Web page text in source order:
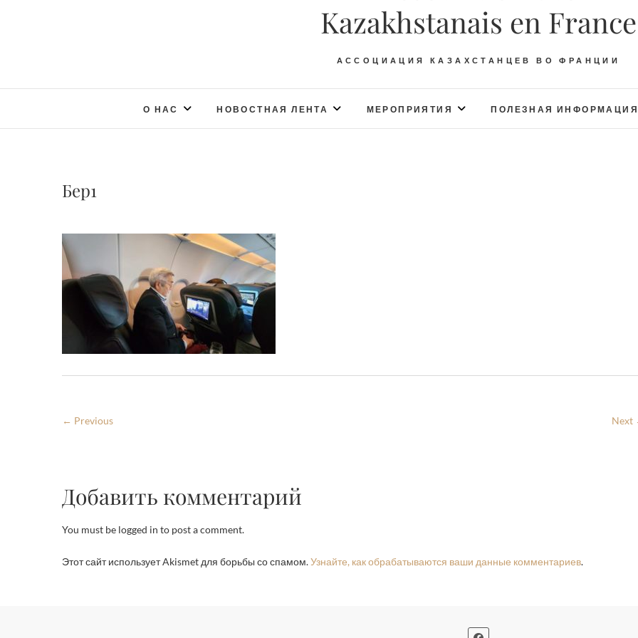
Kazakhstanais en France
АССОЦИАЦИЯ КАЗАХСТАНЦЕВ ВО ФРАНЦИИ
О НАС НОВОСТНАЯ ЛЕНТА МЕРОПРИЯТИЯ ПОЛЕЗНАЯ ИНФОРМАЦИЯ
Бер1
← Previous Next
Добавить комментарий
You must be logged in to post a comment.
Этот сайт использует Akismet для борьбы со спамом.Узнайте, как обрабатываются ваши данные комментариев.